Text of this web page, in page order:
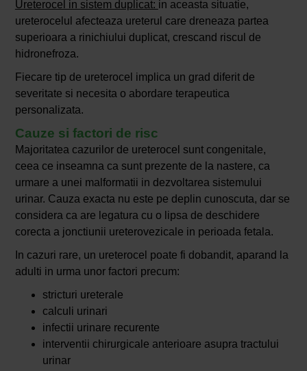
Ureterocel in sistem duplicat: in aceasta situatie,
ureterocelul afecteaza ureterul care dreneaza partea
superioara a rinichiului duplicat, crescand riscul de
hidronefroza.
Fiecare tip de ureterocel implica un grad diferit de
severitate si necesita o abordare terapeutica
personalizata.
Cauze si factori de risc
Majoritatea cazurilor de ureterocel sunt congenitale,
ceea ce inseamna ca sunt prezente de la nastere, ca
urmare a unei malformatii in dezvoltarea sistemului
urinar. Cauza exacta nu este pe deplin cunoscuta, dar se
considera ca are legatura cu o lipsa de deschidere
corecta a jonctiunii ureterovezicale in perioada fetala.
In cazuri rare, un ureterocel poate fi dobandit, aparand la
adulti in urma unor factori precum:
stricturi ureterale
calculi urinari
infectii urinare recurente
interventii chirurgicale anterioare asupra tractului
urinar